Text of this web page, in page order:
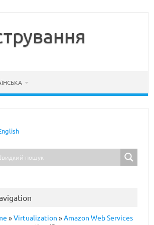
»Virtualization »Amazon Web Services